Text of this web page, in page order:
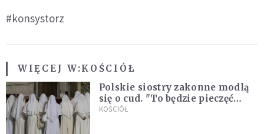
#konsystorz
WIĘCEJ W:KOŚCIÓŁ
Polskie siostry zakonne modlą
się o cud. "To będzie pieczęć
Pana Boga dla naszej wiary"
KOŚCIÓŁ